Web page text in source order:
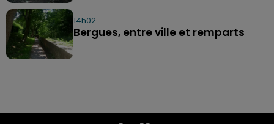
14h02
Bergues, entre ville et remparts